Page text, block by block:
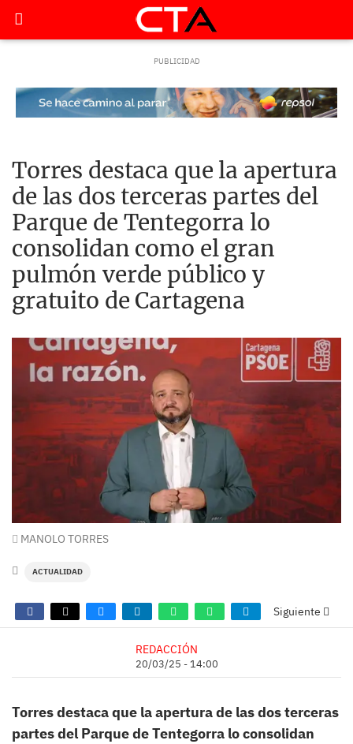
Torres destaca que la apertura
de las dos terceras partes del
Parque de Tentegorra lo
consolidan como el gran
pulmón verde público y
gratuito de Cartagena
MANOLO TORRES
ACTUALIDAD
Siguiente
REDACCIÓN
20/03/25 - 14:00
Torres destaca que la apertura de las dos terceras
partes del Parque de Tentegorra lo consolidan